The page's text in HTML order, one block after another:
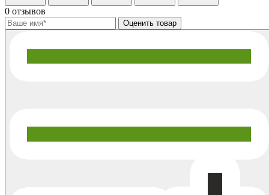
0 отзывов